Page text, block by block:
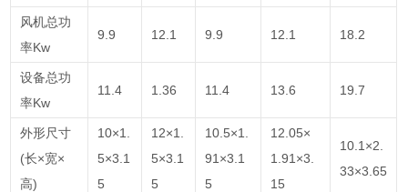
风机总功
率Kw
9.9 12.1 9.9 12.1 18.2
设备总功
率Kw
11.4 1.36 11.4 13.6 19.7
外形尺寸
(长×宽×
高)
10×1.
5×3.1
5
12×1.
5×3.1
5
10.5×1.
91×3.1
5
12.05×
1.91×3.
15
10.1×2.
33×3.65